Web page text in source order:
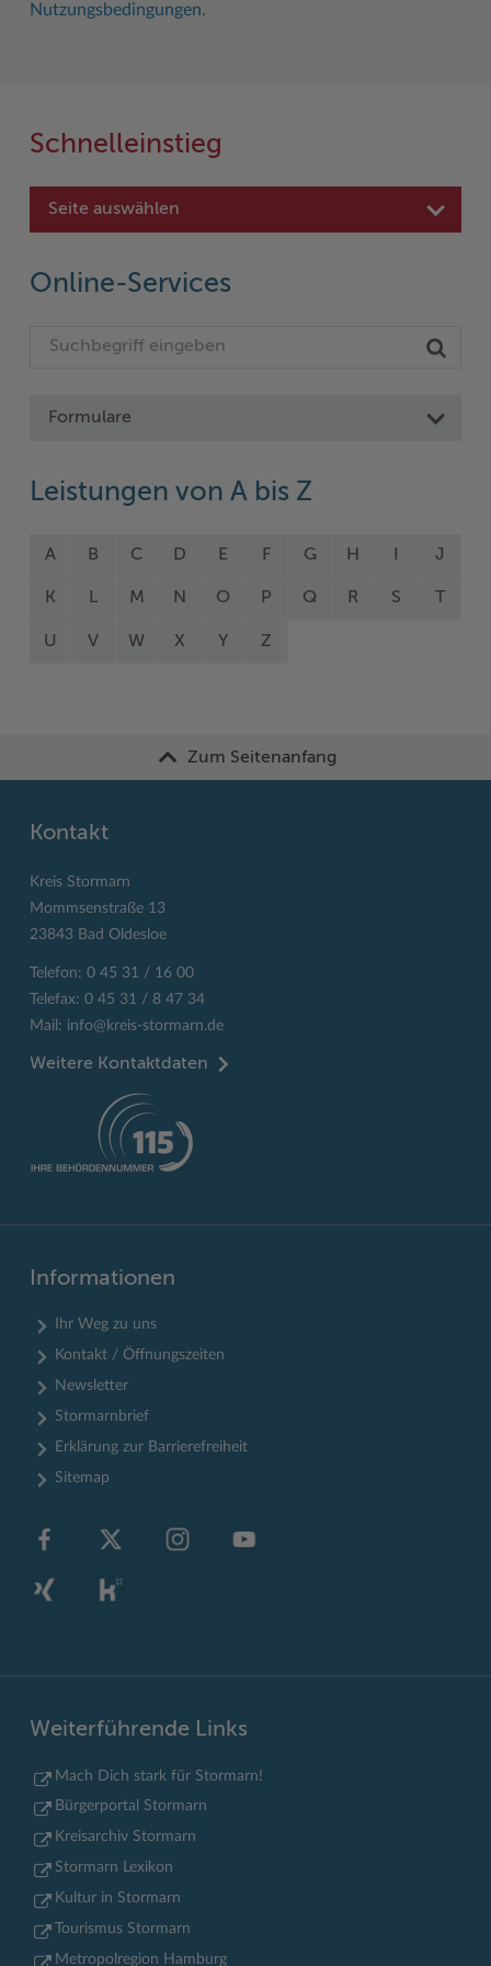
Nutzungsbedingungen.
Schnelleinstieg
Seite auswählen
Online-Services
Formulare
Leistungen von A bis Z
A B C D E F G H J
K L M N O P Q R S
U V W X Y Z
Zum Seitenanfang
Kontakt
Kreis Stormarn
Mommsenstraße 13
23843 Bad Oldesloe
Telefon: 0 45 31 / 16 00
Telefax: 0 45 31 / 8 47 34
Mail: info@kreis-stormarn.de
Weitere Kontaktdaten
Informationen
Ihr Weg zu uns
Kontakt / Öffnungszeiten
Newsletter
Stormarnbrief
Erklärung zur Barrierefreiheit
Sitemap
Weiterführende Links
Mach Dich stark für Stormarn!
Bürgerportal Stormarn
Kreisarchiv Stormarn
Stormarn Lexikon
Kultur in Stormarn
Tourismus Stormarn
Metropolregion Hamburg